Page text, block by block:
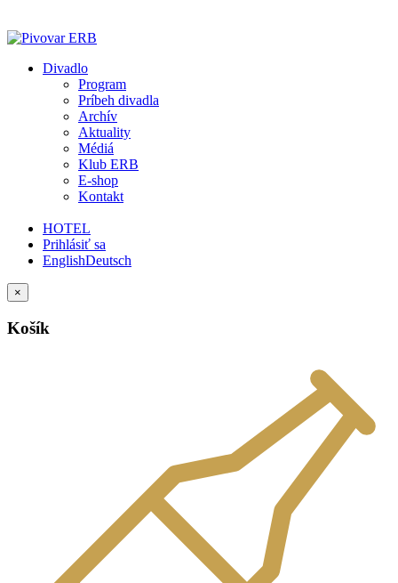
Divadlo
Program
Príbeh divadla
Archív
Aktuality
Médiá
Klub ERB
E-shop
Kontakt
HOTEL
Prihlásiť sa
EnglishDeutsch
×
Košík